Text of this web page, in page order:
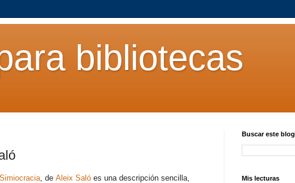
bibliotecas
Simiocracia , deAleix Saló es una descripción sencilla,
Buscar este blog
Mis lecturas